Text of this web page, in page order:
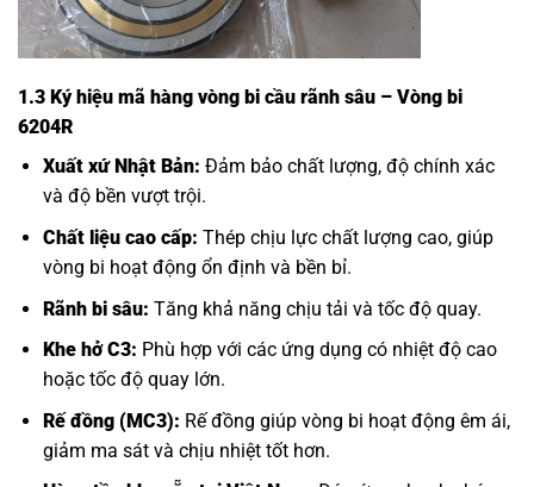
1.3 Ký hiệu mã hàng vòng bi cầu rãnh sâu – Vòng bi
6204R
Xuất xứ Nhật Bản: Đảm bảo chất lượng, độ chính xác
và độ bền vượt trội.
Chất liệu cao cấp: Thép chịu lực chất lượng cao, giúp
vòng bi hoạt động ổn định và bền bỉ.
Rãnh bi sâu: Tăng khả năng chịu tải và tốc độ quay.
Khe hở C3: Phù hợp với các ứng dụng có nhiệt độ cao
hoặc tốc độ quay lớn.
Rế đồng (MC3): Rế đồng giúp vòng bi hoạt động êm ái,
giảm ma sát và chịu nhiệt tốt hơn.